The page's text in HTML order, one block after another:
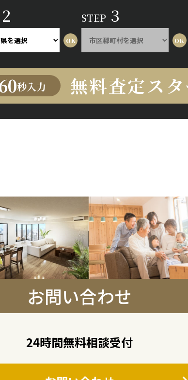
2 STEP 3
秒入力 無料査定ス
お問い合わせ
24時間無料相談受付